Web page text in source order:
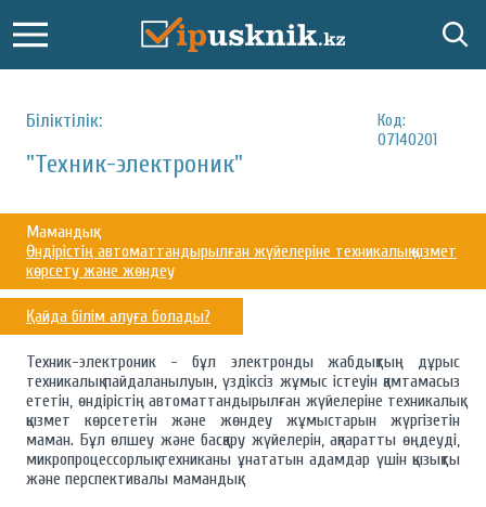
Біліктілік:
Код:
07140201
"Техник-электроник"
Мамандық:
Өндірістің автоматтандырылған жүйелеріне техникалық қызмет
көрсету және жөндеу
Қайда білім алуға болады?
Техник-электроник - бұл электронды жабдықтың дұрыс
техникалық пайдаланылуын, үздіксіз жұмыс істеуін қамтамасыз
ететін, өндірістің автоматтандырылған жүйелеріне техникалық
қызмет көрсететін және жөндеу жұмыстарын жүргізетін
маман. Бұл өлшеу және басқару жүйелерін, ақпаратты өңдеуді,
микропроцессорлық техниканы ұнататын адамдар үшін қызықты
және перспективалы мамандық.